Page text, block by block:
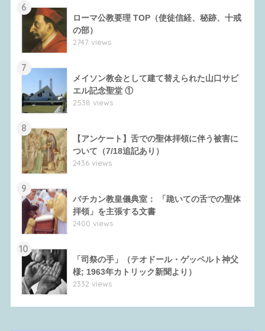
6
ローマ公教要理 TOP（使徒信経、秘跡、十戒
の部）
2747 views
7
メイソン教会として建て替えられた山口サビ
エル記念聖堂 ①
2538 views
8
【アンケート】舌での聖体拝領に伴う被害に
ついて（7/18追記あり）
2436 views
9
バチカン教皇儀典室： 「跪いての舌での聖体
拝領」を主張する文書
2400 views
10
「司祭の手」（テオドール・ゲッペルト神父
様; 1963年カトリック新聞より）
2332 views